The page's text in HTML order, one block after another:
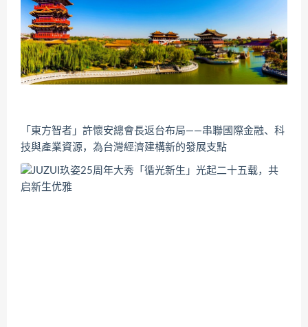
「東方智者」許懷安總會長返台布局——串聯國際金融、科
技與產業資源，為台灣經濟建構新的發展支點